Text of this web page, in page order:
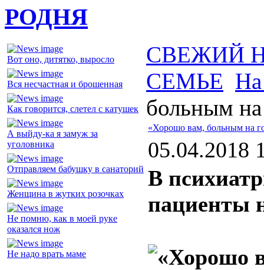
РОДНЯ
Вот оно, дитятко, выросло
Вся несчастная и брошенная
Как говорится, слетел с катушек
А выйду-ка я замуж за
уголовника
Отправляем бабушку в санаторий
Женщина в жутких розочках
Не помню, как в моей руке
оказался нож
Не надо врать маме
СВЕЖИЙ
СЕМЬЕ На
больным
«Хорошо вам, больным на
05.04.2018
В
пациенты